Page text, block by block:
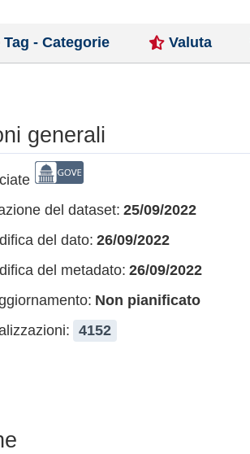
Tag - Categorie Valuta
generali
del dataset: 25/09/2022
del dato: 26/09/2022
del metadato: 26/09/2022
Non pianificato
4152